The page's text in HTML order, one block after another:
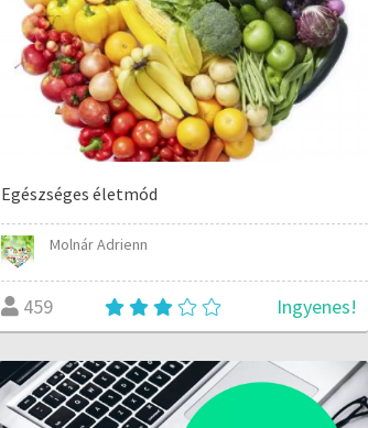
Egészséges életmód
Molnár Adrienn
459 Ingyenes!